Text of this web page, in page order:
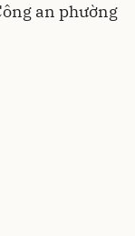
an phường